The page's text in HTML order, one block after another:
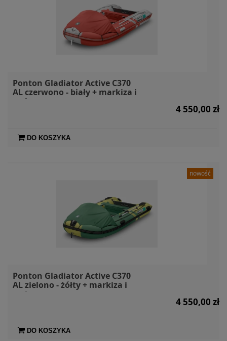
Ponton Gladiator Active C370
AL czerwono - biały + markiza i
torby
4 550,00 zł
DO KOSZYKA
Ponton Gladiator Active C370
AL zielono - żółty + markiza i
torby
4 550,00 zł
DO KOSZYKA
nowość